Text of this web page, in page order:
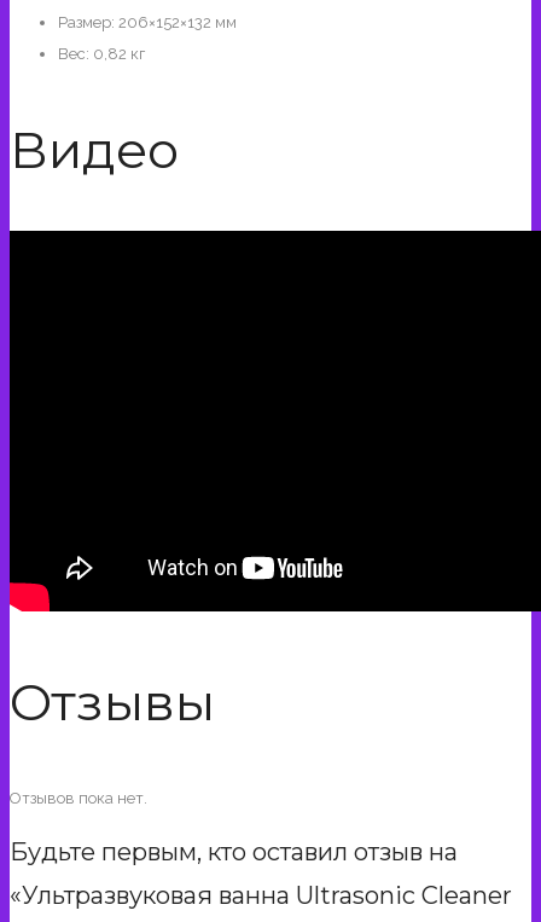
Размер: 206×152×132 мм
Вес: 0,82 кг
Видео
Отзывы
Отзывов пока нет.
Будьте первым, кто оставил отзыв на
«Ультразвуковая ванна Ultrasonic Cleaner